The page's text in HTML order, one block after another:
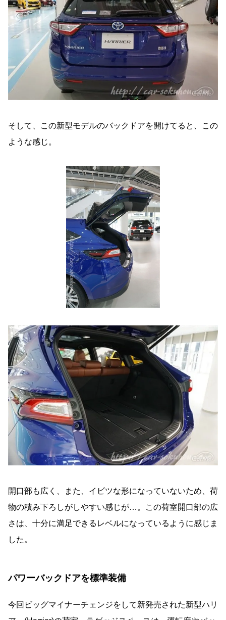
そして、この新型モデルのバックドアを開けてると、この
ような感じ。
開口部も広く、また、イビツな形になっていないため、荷
物の積み下ろしがしやすい感じが…。この荷室開口部の広
さは、十分に満足できるレベルになっているように感じま
した。
パワーバックドアを標準装備
今回ビッグマイナーチェンジをして新発売された新型ハリ